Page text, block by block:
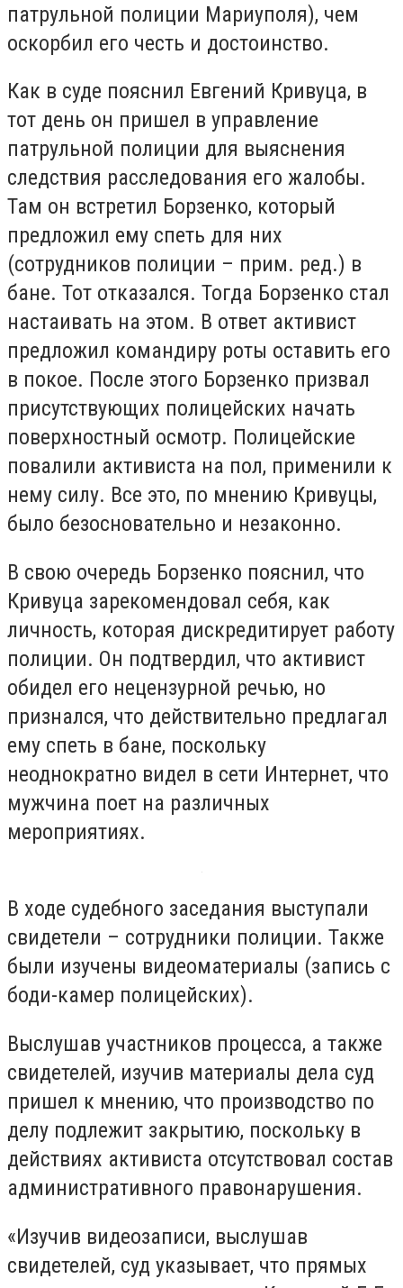
патрульной полиции Мариуполя), чем
оскорбил его честь и достоинство.
Как в суде пояснил Евгений Кривуца, в
тот день он пришел в управление
патрульной полиции для выяснения
следствия расследования его жалобы.
Там он встретил Борзенко, который
предложил ему спеть для них
(сотрудников полиции – прим. ред.) в
бане. Тот отказался. Тогда Борзенко стал
настаивать на этом. В ответ активист
предложил командиру роты оставить его
в покое. После этого Борзенко призвал
присутствующих полицейских начать
поверхностный осмотр. Полицейские
повалили активиста на пол, применили к
нему силу. Все это, по мнению Кривуцы,
было безосновательно и незаконно.
В свою очередь Борзенко пояснил, что
Кривуца зарекомендовал себя, как
личность, которая дискредитирует работу
полиции. Он подтвердил, что активист
обидел его нецензурной речью, но
признался, что действительно предлагал
ему спеть в бане, поскольку
неоднократно видел в сети Интернет, что
мужчина поет на различных
мероприятиях.
В ходе судебного заседания выступали
свидетели – сотрудники полиции. Также
были изучены видеоматериалы (запись с
боди-камер полицейских).
Выслушав участников процесса, а также
свидетелей, изучив материалы дела суд
пришел к мнению, что производство по
делу подлежит закрытию, поскольку в
действиях активиста отсутствовал состав
административного правонарушения.
«Изучив видеозаписи, выслушав
свидетелей, суд указывает, что прямых